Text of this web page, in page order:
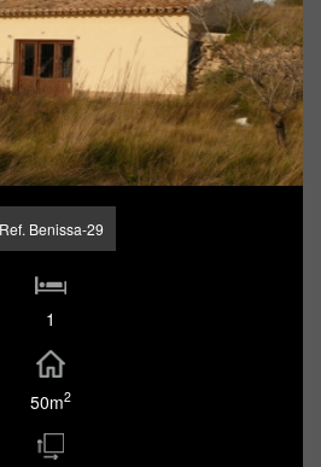
Ref. Benissa-29
1
50m2